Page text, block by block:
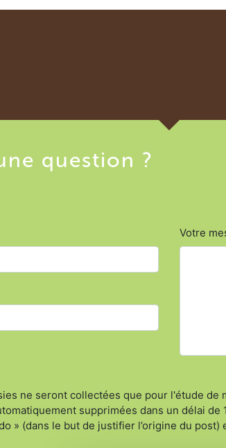
question ?
Votre
ne seront collectées que pour l'étude de
supprimées dans un délai de
» (dans le but de justifier l’origine du